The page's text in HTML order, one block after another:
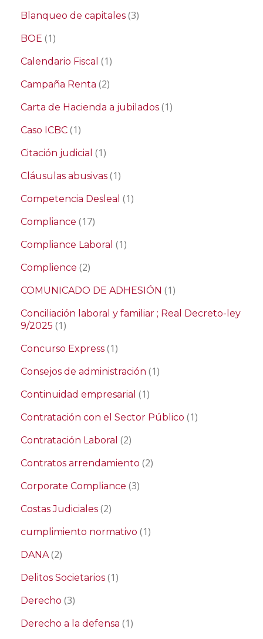
Blanqueo de capitales (3)
BOE (1)
Calendario Fiscal (1)
Campaña Renta (2)
Carta de Hacienda a jubilados (1)
Caso ICBC (1)
Citación judicial (1)
Cláusulas abusivas (1)
Competencia Desleal (1)
Compliance (17)
Compliance Laboral (1)
Complience (2)
COMUNICADO DE ADHESIÓN (1)
Conciliación laboral y familiar ; Real Decreto-ley
9/2025 (1)
Concurso Express (1)
Consejos de administración (1)
Continuidad empresarial (1)
Contratación con el Sector Público (1)
Contratación Laboral (2)
Contratos arrendamiento (2)
Corporate Compliance (3)
Costas Judiciales (2)
cumplimiento normativo (1)
DANA(2)
Delitos Societarios (1)
Derecho (3)
Derecho a la defensa (1)